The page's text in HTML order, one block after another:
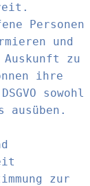
Personen
und
Auskunft zu
ihre
sowohl
ausüben.
zur